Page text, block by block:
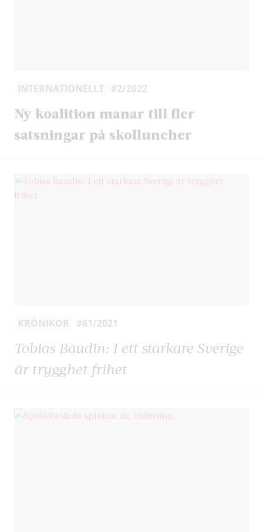
INTERNATIONELLT #2/2022
Ny koalition manar till fler
satsningar på skolluncher
KRÖNIKOR #61/2021
Tobias Baudin: I ett starkare Sverige
är trygghet frihet